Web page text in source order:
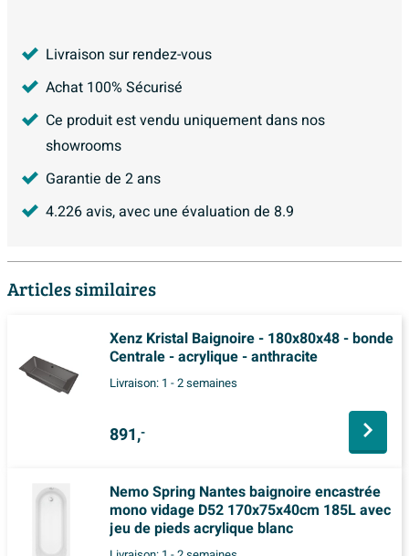
Livraison sur rendez-vous
Achat 100% Sécurisé
Ce produit est vendu uniquement dans nos
showrooms
Garantie de 2 ans
4.226avis, avec une évaluation de 8.9
Articles similaires
Xenz Kristal Baignoire - 180x80x48 - bonde
Centrale - acrylique - anthracite
Livraison: 1 - 2 semaines
891,-
Nemo Spring Nantes baignoire encastrée
mono vidage D52 170x75x40cm 185L avec
jeu de pieds acrylique blanc